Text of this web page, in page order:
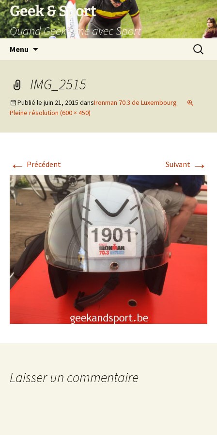
Aller
au
contenu
Geek & Sport
Quand Geek rime avec Sport
Menu
IMG_2515
Publié le juin 21, 2015 dansIronman 70.3 de Luxembourg
Pleine résolution (600 × 450)
← Précédent Suivant →
Laisser un commentaire